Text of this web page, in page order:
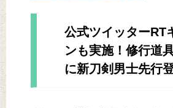
公式ツイッターRT
ンも実施！修行道
に新刀剣男士先行